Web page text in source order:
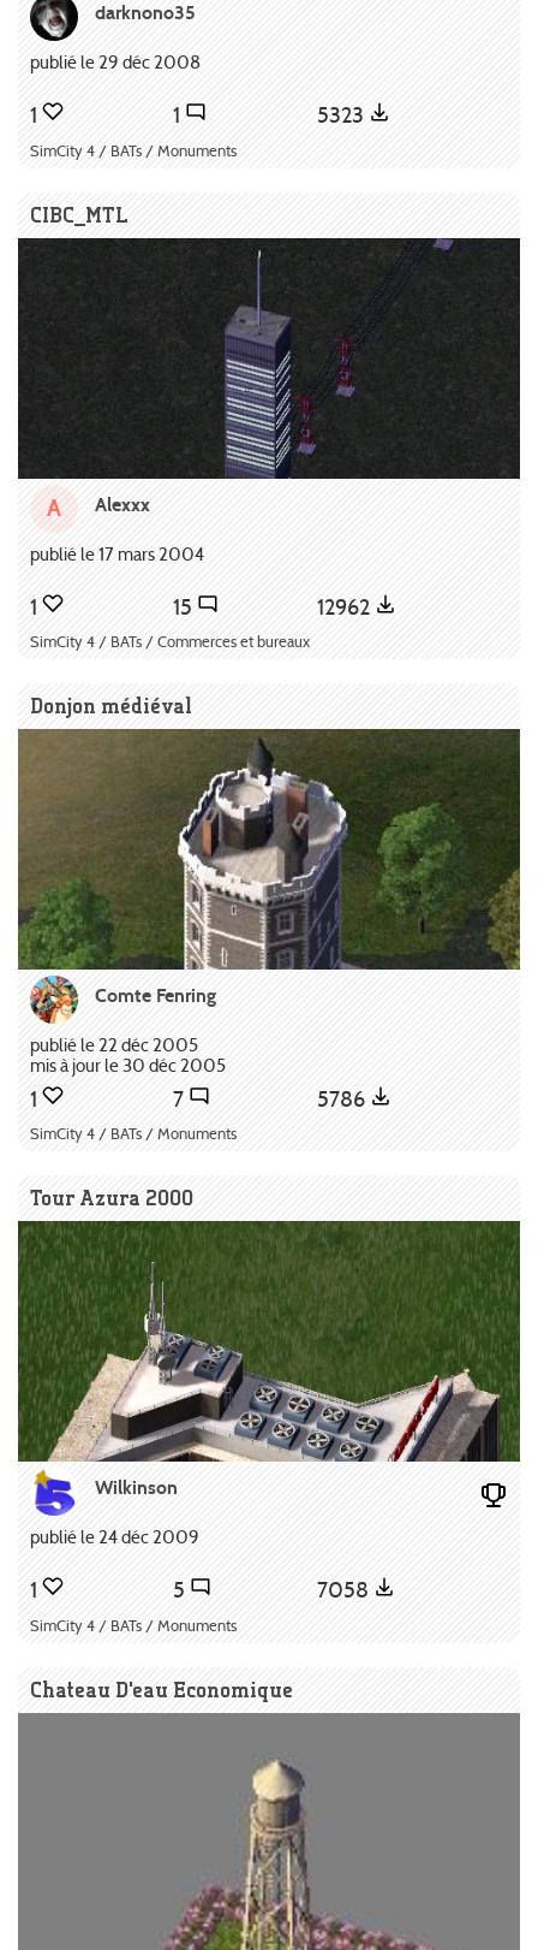
darknono35
publié le 29 déc 2008
1 1 5323
SimCity 4 / BATs / Monuments
CIBC_MTL
A Alexxx
publié le 17 mars 2004
1 15 12962
SimCity 4 / BATs / Commerces et bureaux
Donjon médiéval
Comte Fenring
publié le 22 déc 2005
mis à jour le 30 déc 2005
1 7 5786
SimCity 4 / BATs / Monuments
Tour Azura 2000
Wilkinson
publié le 24 déc 2009
1 5 7058
SimCity 4 / BATs / Monuments
Chateau D'eau Economique